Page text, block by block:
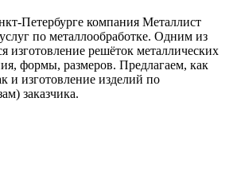
Петербурге компания Металлист
по металлообработке. Одним из
изготовление решёток металлических
формы, размеров. Предлагаем, как
и изготовление изделий по
заказчика.